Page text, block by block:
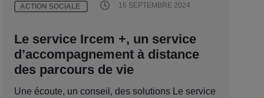
ACTION SOCIALE 16 SEPTEMBRE 2024
Le service Ircem +, un service
d’accompagnement à distance
des parcours de vie
Une écoute, un conseil, des solutions Le service